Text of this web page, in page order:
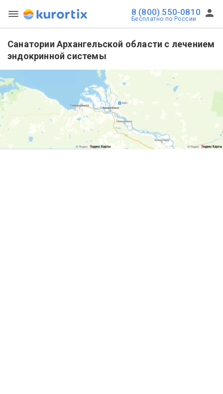
8 (800) 550-0810
Бесплатно по России
Санатории Архангельской области с лечением
эндокринной системы